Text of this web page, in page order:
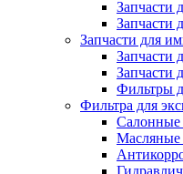
Запчасти
Запчасти
Запчасти для
Запчасти
Запчасти
Фильтры
Фильтра для
Салонные
Масляные